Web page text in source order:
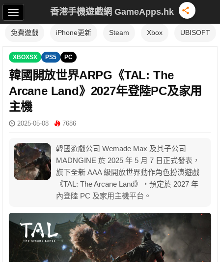
香港手機遊戲網 GameApps.hk
免費遊戲 iPhone更新 Steam Xbox UBISOFT
XBOXSX PS5 PC
韓國開放世界ARPG《TAL: The
Arcane Land》2027年登陸PC及家用
主機
2025-05-08 7686
韓國遊戲公司 Wemade Max 及其子公司
MADNGINE 於 2025 年 5 月 7 日正式發表，
旗下全新 AAA 級開放世界動作角色扮演遊戲
《TAL: The Arcane Land》，預定於 2027 年
內登陸 PC 及家用主機平台。